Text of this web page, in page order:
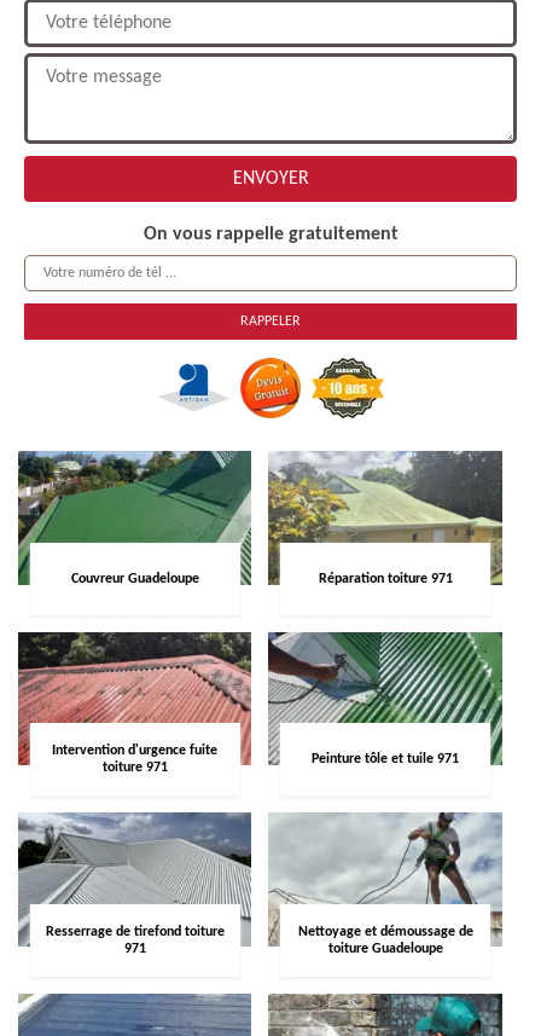
On vous rappelle gratuitement
Couvreur Guadeloupe Réparation toiture 971
Intervention d'urgence fuite
toiture 971
Peinture tôle et tuile 971
Resserrage de tirefond toiture
971
Nettoyage et démoussage de
toiture Guadeloupe